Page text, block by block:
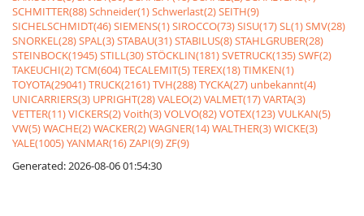
SCHMITTER(88)Schneider(1)Schwerlast(2)SEITH(9)
SICHELSCHMIDT(46)SIEMENS(1)SIROCCO(73)SISU(17)SL(1)SMV(28)
SNORKEL(28)SPAL(3)STABAU(31)STABILUS(8)STAHLGRUBER(28)
STEINBOCK(1945)STILL(30)STÖCKLIN(181)SVETRUCK(135)SWF(2)
TAKEUCHI(2)TCM(604)TECALEMIT(5)TEREX(18)TIMKEN(1)
TOYOTA(29041)TRUCK(2161)TVH(288)TYCKA(27) unbekannt(4)
UNICARRIERS(3) UPRIGHT(28)VALEO(2)VALMET(17)VARTA(3)
VETTER(11)VICKERS(2)Voith(3)VOLVO(82)VOTEX(123)VULKAN(5)
VW(5)WACHE(2)WACKER(2)WAGNER(14)WALTHER(3)WICKE(3)
YALE(1005)YANMAR(16)ZAPI(9)ZF(9)
Generated: 2026-08-06 01:54:30